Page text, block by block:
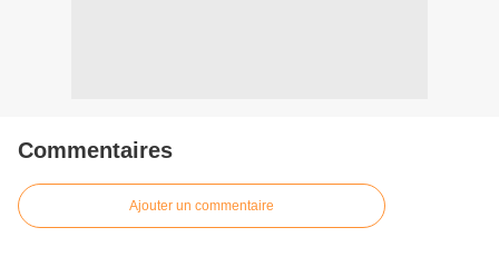
Commentaires
Ajouter un commentaire